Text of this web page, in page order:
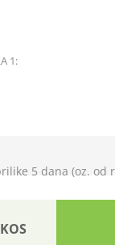
1:
5 dana (oz. od
KOS